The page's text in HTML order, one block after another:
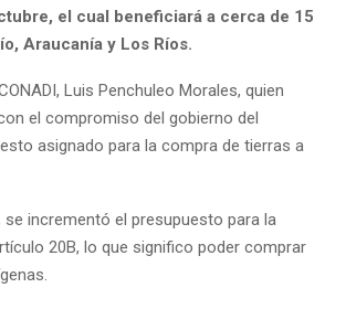
el cual beneficiará a cerca de 15
Araucanía y Los Ríos.
Luis Penchuleo Morales, quien
el compromiso del gobierno del
asignado para la compra de tierras a
incrementó el presupuesto para la
20B, lo que significo poder comprar